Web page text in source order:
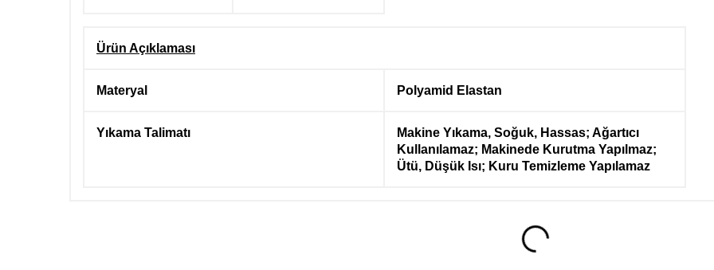
Ürün Açıklaması
Materyal Polyamid Elastan
Yıkama Talimatı
Makine Yıkama, Soğuk, Hassas; Ağartıcı
Kullanılamaz; Makinede Kurutma Yapılmaz;
Ütü, Düşük Isı; Kuru Temizleme Yapılamaz